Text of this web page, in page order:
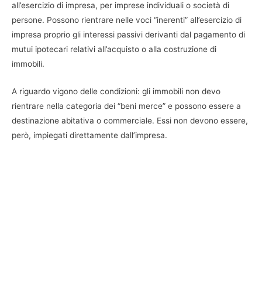
all’esercizio di impresa, per imprese individuali o società di
persone. Possono rientrare nelle voci “inerenti” all’esercizio di
impresa proprio gli interessi passivi derivanti dal pagamento di
mutui ipotecari relativi all’acquisto o alla costruzione di
immobili.
A riguardo vigono delle condizioni: gli immobili non devo
rientrare nella categoria dei “beni merce” e possono essere a
destinazione abitativa o commerciale. Essi non devono essere,
però, impiegati direttamente dall’impresa.